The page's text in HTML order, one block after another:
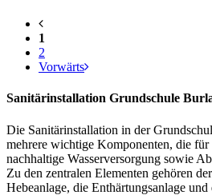
1
2
Vorwärts
Sanitärinstallation Grundschule
Die Sanitärinstallation in der
mehrere wichtige Komponenten, die für
nachhaltige Wasserversorgung sowie
Zu den zentralen Elementen gehören
Hebeanlage, die Enthärtungsanlage